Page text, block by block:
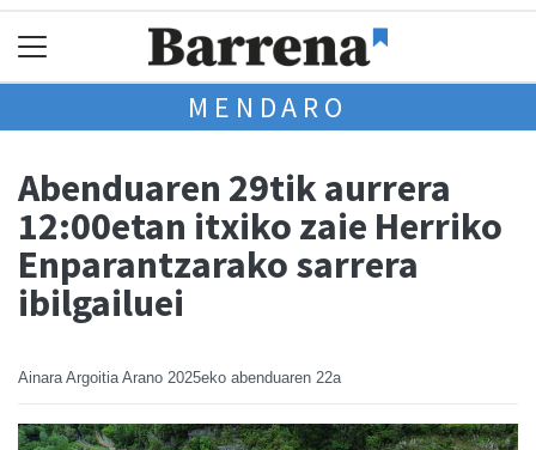
MENDARO
Abenduaren 29tik aurrera
12:00etan itxiko zaie Herriko
Enparantzarako sarrera
ibilgailuei
Ainara Argoitia Arano 2025eko abenduaren 22a